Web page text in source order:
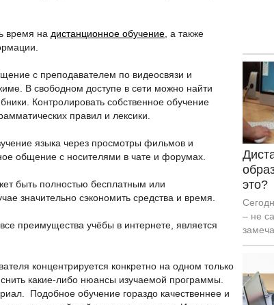
время на дистанционное обучение , а также
с преподавателем по видеосвязи и
В свободном доступе в сети можно найти
Контролировать собственное обучение
правил и лексики.
языка через просмотры фильмов и
общение с носителями в чате и форумах.
быть полностью бесплатным или
значительно сэкономить средства и время.
преимущества учёбы в интернете, является
концентрируется конкретно на одном только
какие-либо нюансы изучаемой программы.
Подобное обучение гораздо качественнее и
это?
– не
что уж